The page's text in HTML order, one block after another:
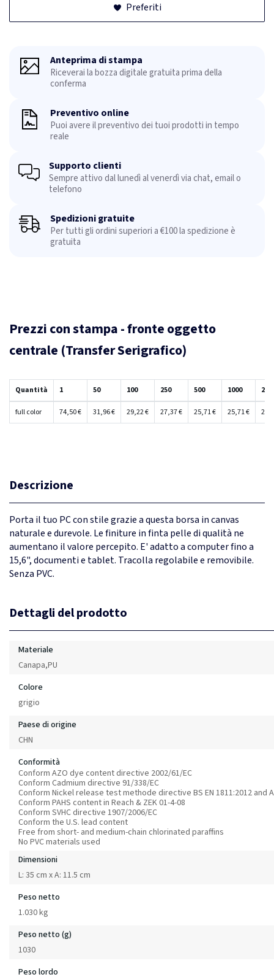
Preferiti
Anteprima di stampa
Riceverai la bozza digitale gratuita prima della
conferma
Preventivo online
Puoi avere il preventivo dei tuoi prodotti in tempo
reale
Supporto clienti
Sempre attivo dal lunedì al venerdì via chat, email o
telefono
Spedizioni gratuite
Per tutti gli ordini superiori a €100 la spedizione è
gratuita
Prezzi con stampa - fronte oggetto
centrale (Transfer Serigrafico)
Quantità 1 50 100 250 500 1000
full color 74,50 € 31,96 € 29,22 € 27,37 € 25,71 € 25,71 €
Descrizione
Porta il tuo PC con stile grazie a questa borsa in canvas
naturale e durevole. Le finiture in finta pelle di qualità ne
aumentano il valore percepito. E' adatto a computer fino a
15,6", documenti e tablet. Tracolla regolabile e removibile.
Senza PVC.
Dettagli del prodotto
Materiale
Canapa,PU
Colore
grigio
Paese di origine
CHN
Conformità
Conform AZO dye content directive 2002/61/EC
Conform Cadmium directive 91/338/EC
Conform Nickel release test methode directive BS EN 1811:2012 and
Conform PAHS content in Reach & ZEK 01-4-08
Conform SVHC directive 1907/2006/EC
Conform the U.S. lead content
Free from short- and medium-chain chlorinated paraffins
No PVC materials used
Dimensioni
L: 35 cm x A: 11.5 cm
Peso netto
1.030 kg
Peso netto (g)
1030
Peso lordo